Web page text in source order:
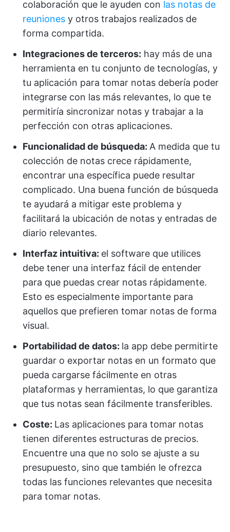
colaboración que le ayuden con las notas de
reuniones y otros trabajos realizados de
forma compartida.
Integraciones de terceros: hay más de una
herramienta en tu conjunto de tecnologías, y
tu aplicación para tomar notas debería poder
integrarse con las más relevantes, lo que te
permitiría sincronizar notas y trabajar a la
perfección con otras aplicaciones.
Funcionalidad de búsqueda: A medida que tu
colección de notas crece rápidamente,
encontrar una específica puede resultar
complicado. Una buena función de búsqueda
te ayudará a mitigar este problema y
facilitará la ubicación de notas y entradas de
diario relevantes.
Interfaz intuitiva: el software que utilices
debe tener una interfaz fácil de entender
para que puedas crear notas rápidamente.
Esto es especialmente importante para
aquellos que prefieren tomar notas de forma
visual.
Portabilidad de datos: la app debe permitirte
guardar o exportar notas en un formato que
pueda cargarse fácilmente en otras
plataformas y herramientas, lo que garantiza
que tus notas sean fácilmente transferibles.
Coste: Las aplicaciones para tomar notas
tienen diferentes estructuras de precios.
Encuentre una que no solo se ajuste a su
presupuesto, sino que también le ofrezca
todas las funciones relevantes que necesita
para tomar notas.